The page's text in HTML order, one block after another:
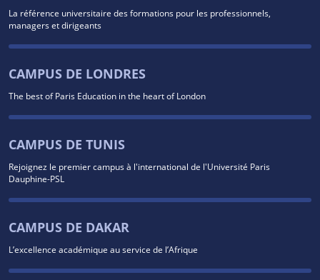
La référence universitaire des formations pour les professionnels,
managers et dirigeants
CAMPUS DE LONDRES
The best of Paris Education in the heart of London
CAMPUS DE TUNIS
Rejoignez le premier campus à l'international de l'Université Paris
Dauphine-PSL
CAMPUS DE DAKAR
L’excellence académique au service de l’Afrique